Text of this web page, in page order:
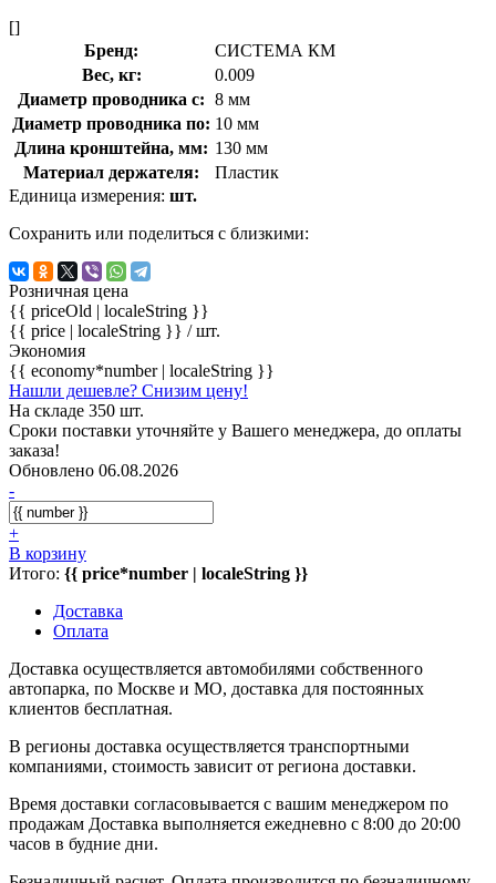
[]
Бренд:
СИСТЕМА КМ
Вес, кг:
0.009
Диаметр проводника с: 8 мм
Диаметр проводника по: 10 мм
Длина кронштейна, мм: 130 мм
Материал держателя:
Пластик
Единица измерения: шт.
Сохранить или поделиться с близкими:
Розничная цена
{{ priceOld | localeString }}
{{ price | localeString }} / шт.
Экономия
{{ economy*number | localeString }}
Нашли дешевле? Снизим цену!
На складе 350 шт.
Сроки поставки уточняйте у Вашего менеджера, до оплаты
заказа!
Обновлено 06.08.2026
-
+
В корзину
Итого: {{ price*number | localeString }}
Доставка
Оплата
Доставка осуществляется автомобилями собственного
автопарка, по Москве и МО, доставка для постоянных
клиентов бесплатная.
В регионы доставка осуществляется транспортными
компаниями, стоимость зависит от региона доставки.
Время доставки согласовывается с вашим менеджером по
продажам Доставка выполняется ежедневно с 8:00 до 20:00
часов в будние дни.